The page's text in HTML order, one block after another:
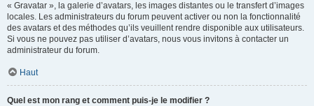
« Gravatar », la galerie d’avatars, les images distantes ou le transfert d’images
locales. Les administrateurs du forum peuvent activer ou non la fonctionnalité
des avatars et des méthodes qu’ils veuillent rendre disponible aux utilisateurs.
Si vous ne pouvez pas utiliser d’avatars, nous vous invitons à contacter un
administrateur du forum.
Haut
Quel est mon rang et comment puis-je le modifier ?